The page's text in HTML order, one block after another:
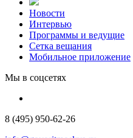
Новости
Интервью
Программы и ведущие
Сетка вещания
Мобильное приложение
Мы в соцсетях
8 (495) 950-62-26